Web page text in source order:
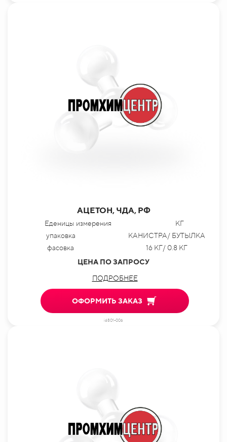
АЦЕТОН, ЧДА, РФ
Еденицы измерения
КГ
упаковка
КАНИСТРА/ БУТЫЛКА
фасовка
16 КГ/ 0.8 КГ
ЦЕНА ПО ЗАПРОСУ
ПОДРОБНЕЕ
ОФОРМИТЬ ЗАКАЗ
id801-006